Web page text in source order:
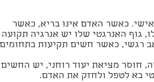
כאשר האדם אינו בריא, כאשר
גוף האנרגטי שלו יש אנרגיה תקועה
רגשי, כאשר חשים תקיעות בתחומים
חוסר מציאת יעוד רוחני, יש החשים
בא לטפל ולחזק את האדם.